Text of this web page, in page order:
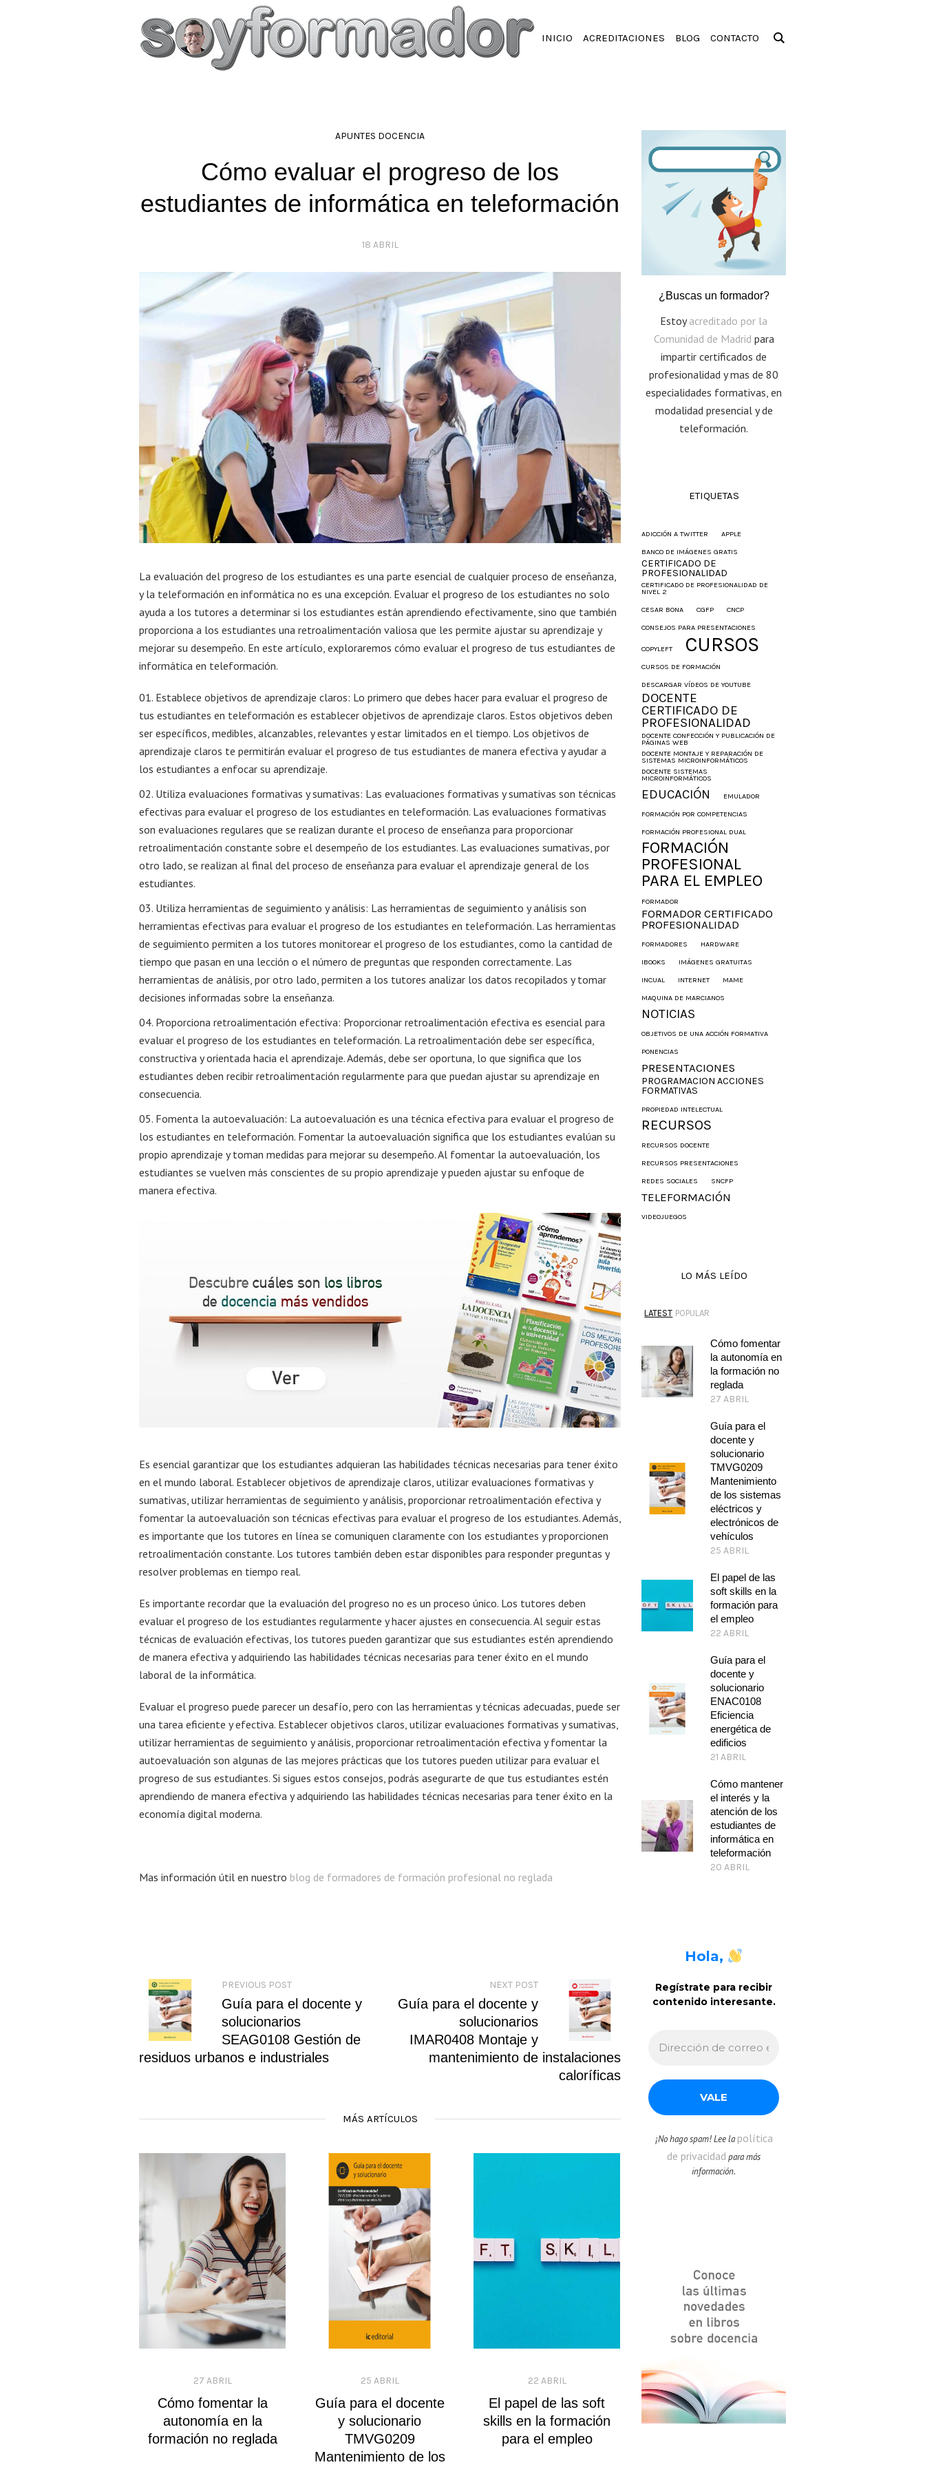
INICIO ACREDITACIONES BLOG CONTACTO
APUNTES DOCENCIA
Cómo evaluar el progreso de los
estudiantes de informática en teleformación
18 ABRIL
La evaluación del progreso de los estudiantes es una parte esencial de cualquier proceso de enseñanza,
y la teleformación en informática no es una excepción. Evaluar el progreso de los estudiantes no solo
ayuda a los tutores a determinar si los estudiantes están aprendiendo efectivamente, sino que también
proporciona a los estudiantes una retroalimentación valiosa que les permite ajustar su aprendizaje y
mejorar su desempeño. En este artículo, exploraremos cómo evaluar el progreso de tus estudiantes de
informática en teleformación.
Establece objetivos de aprendizaje claros: Lo primero que debes hacer para evaluar el progreso de
tus estudiantes en teleformación es establecer objetivos de aprendizaje claros. Estos objetivos deben
ser específicos, medibles, alcanzables, relevantes y estar limitados en el tiempo. Los objetivos de
aprendizaje claros te permitirán evaluar el progreso de tus estudiantes de manera efectiva y ayudar a
los estudiantes a enfocar su aprendizaje.
Utiliza evaluaciones formativas y sumativas: Las evaluaciones formativas y sumativas son técnicas
efectivas para evaluar el progreso de los estudiantes en teleformación. Las evaluaciones formativas
son evaluaciones regulares que se realizan durante el proceso de enseñanza para proporcionar
retroalimentación constante sobre el desempeño de los estudiantes. Las evaluaciones sumativas, por
otro lado, se realizan al final del proceso de enseñanza para evaluar el aprendizaje general de los
estudiantes.
Utiliza herramientas de seguimiento y análisis: Las herramientas de seguimiento y análisis son
herramientas efectivas para evaluar el progreso de los estudiantes en teleformación. Las herramientas
de seguimiento permiten a los tutores monitorear el progreso de los estudiantes, como la cantidad de
tiempo que pasan en una lección o el número de preguntas que responden correctamente. Las
herramientas de análisis, por otro lado, permiten a los tutores analizar los datos recopilados y tomar
decisiones informadas sobre la enseñanza.
Proporciona retroalimentación efectiva: Proporcionar retroalimentación efectiva es esencial para
evaluar el progreso de los estudiantes en teleformación. La retroalimentación debe ser específica,
constructiva y orientada hacia el aprendizaje. Además, debe ser oportuna, lo que significa que los
estudiantes deben recibir retroalimentación regularmente para que puedan ajustar su aprendizaje en
consecuencia.
Fomenta la autoevaluación: La autoevaluación es una técnica efectiva para evaluar el progreso de
los estudiantes en teleformación. Fomentar la autoevaluación significa que los estudiantes evalúan su
propio aprendizaje y toman medidas para mejorar su desempeño. Al fomentar la autoevaluación, los
estudiantes se vuelven más conscientes de su propio aprendizaje y pueden ajustar su enfoque de
manera efectiva.
Es esencial garantizar que los estudiantes adquieran las habilidades técnicas necesarias para tener éxito
en el mundo laboral. Establecer objetivos de aprendizaje claros, utilizar evaluaciones formativas y
sumativas, utilizar herramientas de seguimiento y análisis, proporcionar retroalimentación efectiva y
fomentar la autoevaluación son técnicas efectivas para evaluar el progreso de los estudiantes. Además,
es importante que los tutores en línea se comuniquen claramente con los estudiantes y proporcionen
retroalimentación constante. Los tutores también deben estar disponibles para responder preguntas y
resolver problemas en tiempo real.
Es importante recordar que la evaluación del progreso no es un proceso único. Los tutores deben
evaluar el progreso de los estudiantes regularmente y hacer ajustes en consecuencia. Al seguir estas
técnicas de evaluación efectivas, los tutores pueden garantizar que sus estudiantes estén aprendiendo
de manera efectiva y adquiriendo las habilidades técnicas necesarias para tener éxito en el mundo
laboral de la informática.
Evaluar el progreso puede parecer un desafío, pero con las herramientas y técnicas adecuadas, puede ser
una tarea eficiente y efectiva. Establecer objetivos claros, utilizar evaluaciones formativas y sumativas,
utilizar herramientas de seguimiento y análisis, proporcionar retroalimentación efectiva y fomentar la
autoevaluación son algunas de las mejores prácticas que los tutores pueden utilizar para evaluar el
progreso de sus estudiantes. Si sigues estos consejos, podrás asegurarte de que tus estudiantes estén
aprendiendo de manera efectiva y adquiriendo las habilidades técnicas necesarias para tener éxito en la
economía digital moderna.
Mas información útil en nuestro blog de formadores de formación profesional no reglada
PREVIOUS POST
Guía para el docente y
solucionarios
SEAG0108 Gestión de
residuos urbanos e industriales
NEXT POST
Guía para el docente y
solucionarios
IMAR0408 Montaje y
mantenimiento de instalaciones
caloríficas
MÁS ARTÍCULOS
27 ABRIL
Cómo fomentar la
autonomía en la
formación no reglada
25 ABRIL
Guía para el docente
y solucionario
TMVG0209
Mantenimiento de los
22 ABRIL
El papel de las soft
skills en la formación
para el empleo
¿Buscas un formador?
Estoyacreditado por la
Comunidad de Madrid para
impartir certificados de
profesionalidad y mas de 80
especialidades formativas, en
modalidad presencial y de
teleformación.
ETIQUETAS
ADICCIÓN A TWITTER
APPLE
BANCO DE IMÁGENES GRATIS
CERTIFICADO DE
PROFESIONALIDAD
CERTIFICADO DE PROFESIONALIDAD DE
NIVEL 2
CESAR BONA
CGFP
CNCP
CONSEJOS PARA PRESENTACIONES
COPYLEFT CURSOS
CURSOS DE FORMACIÓN
DESCARGAR VÍDEOS DE YOUTUBE
DOCENTE
CERTIFICADO DE
PROFESIONALIDAD
DOCENTE CONFECCIÓN Y PUBLICACIÓN DE
PÁGINAS WEB
DOCENTE MONTAJE Y REPARACIÓN DE
SISTEMAS MICROINFORMÁTICOS
DOCENTE SISTEMAS
MICROINFORMÁTICOS
EDUCACIÓN
EMULADOR
FORMACIÓN POR COMPETENCIAS
FORMACIÓN PROFESIONAL DUAL
FORMACIÓN
PROFESIONAL
PARA EL EMPLEO
FORMADOR
FORMADOR CERTIFICADO
PROFESIONALIDAD
FORMADORES
HARDWARE
IBOOKS
IMÁGENES GRATUITAS
INCUAL
INTERNET
MAME
MAQUINA DE MARCIANOS
NOTICIAS
OBJETIVOS DE UNA ACCIÓN FORMATIVA
PONENCIAS
PRESENTACIONES
PROGRAMACION ACCIONES
FORMATIVAS
PROPIEDAD INTELECTUAL
RECURSOS
RECURSOS DOCENTE
RECURSOS PRESENTACIONES
REDES SOCIALES
SNCFP
TELEFORMACIÓN
VIDEOJUEGOS
LO MÁS LEÍDO
LATEST POPULAR
Cómo fomentar
la autonomía en
la formación no
reglada
27 ABRIL
Guía para el
docente y
solucionario
TMVG0209
Mantenimiento
de los sistemas
eléctricos y
electrónicos de
vehículos
25 ABRIL
El papel de las
soft skills en la
formación para
el empleo
22 ABRIL
Guía para el
docente y
solucionario
ENAC0108
Eficiencia
energética de
edificios
21 ABRIL
Cómo mantener
el interés y la
atención de los
estudiantes de
informática en
teleformación
20 ABRIL
Hola,
Regístrate para recibir
contenido interesante.
¡No hago spam! Lee la política
de privacidad para más
información.